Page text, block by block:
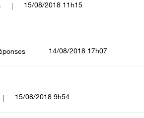
‎15/08/2018 11h15
‎14/08/2018 17h07
‎15/08/2018 9h54